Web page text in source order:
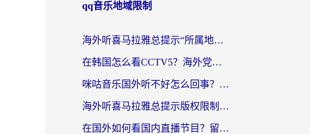
qq音乐地域限制
海外听喜马拉雅总提示“所属地区暂时无版权”？这个限制解除方法亲测有效！
在韩国怎么看CCTV5？海外党体育赛事+中文解说观看终极指南
咪咕音乐国外听不好怎么回事？海外党听歌自由的终极解决方案来了
海外听喜马拉雅总提示版权限制？3步解决+2个音乐平台问题全攻略
在国外如何看国内直播节目？留学生亲测有效的追剧加速指南